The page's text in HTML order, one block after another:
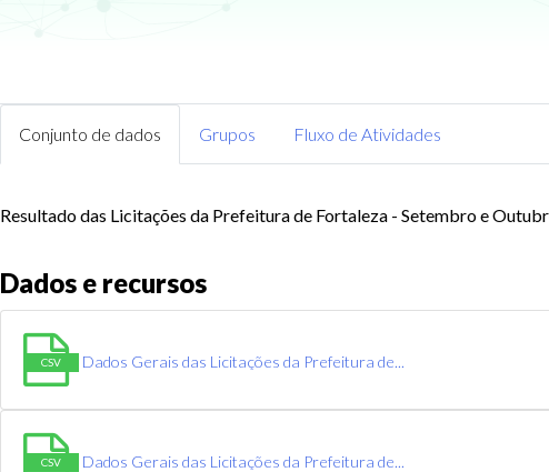
Conjunto de dados Grupos Fluxo de Atividades
Resultado das Licitações da Prefeitura de Fortaleza - Setembro e
Dados e recursos
CSV Dados Gerais das Licitações da Prefeitura de...
CSV Dados Gerais das Licitações da Prefeitura de...